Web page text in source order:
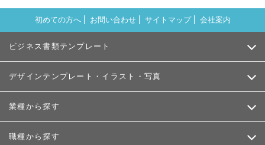
初めての方へ お問い合わせ サイトマップ 会社案内
ビジネス書類テンプレート
デザインテンプレート・イラスト・写真
業種から探す
職種から探す